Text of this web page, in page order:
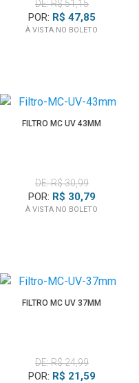
DE: R$ 51,15
POR: R$ 47,85
À VISTA NO BOLETO
FILTRO MC UV 43MM
DE: R$ 30,99
POR: R$ 30,79
À VISTA NO BOLETO
FILTRO MC UV 37MM
DE: R$ 24,99
POR: R$ 21,59